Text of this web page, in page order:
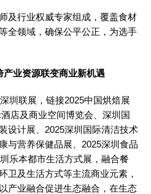
及行业权威专家组成，覆盖食材
全领域，确保公平公正，为选手
业资源联变商业新机遇
圳联展，链接2025中国烘焙展
店及商业空间博览会、深圳国
设计展、2025深圳国际清洁技术
与营养保健品展、2025深圳食品
乐本都市生活方式展，融合餐
卫及生活方式等主流商业元素，
产业融合促进生态融合，在生态